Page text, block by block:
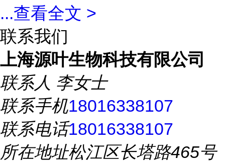
...查看全文 >
联系我们
上海源叶生物科技有限公司
联系人 李女士
联系手机18016338107
联系电话18016338107
所在地址松江区长塔路465号